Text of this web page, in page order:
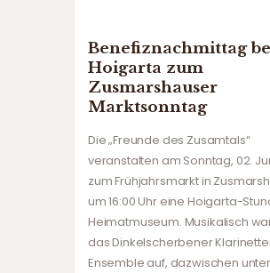
Benefiznachmittag
Hoigarta zum
Zusmarshauser
Marktsonntag
Die „Freunde des Zusamtals“
veranstalten am Sonntag, 02.
zum Frühjahrsmarkt in
um 16:00 Uhr eine Hoigarta-
Heimatmuseum. Musikalisch
das Dinkelscherbener
Ensemble auf, dazwischen